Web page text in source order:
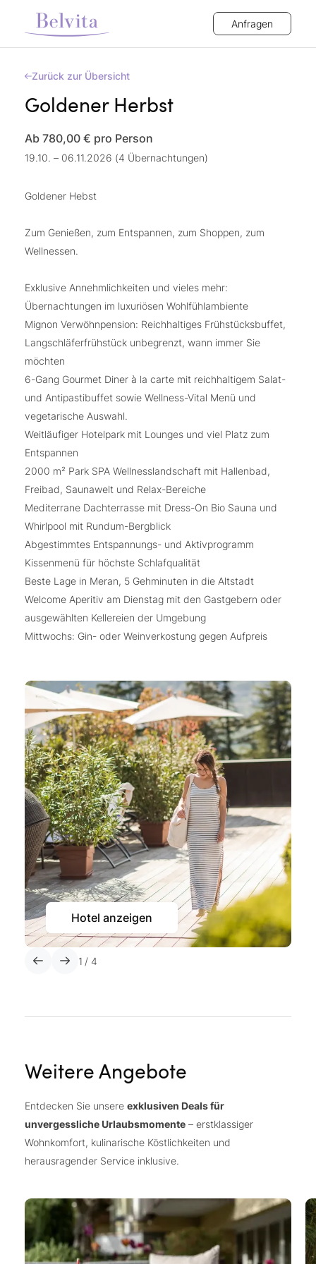
Anfragen
Zurück zur Übersicht
Goldener Herbst
Ab 780,00 € pro Person
19.10. – 06.11.2026 (4 Übernachtungen)
Goldener Hebst
Zum Genießen, zum Entspannen, zum Shoppen, zum
Wellnessen.
Exklusive Annehmlichkeiten und vieles mehr:
Übernachtungen im luxuriösen Wohlfühlambiente
Mignon Verwöhnpension: Reichhaltiges Frühstücksbuffet,
Langschläferfrühstück unbegrenzt, wann immer Sie
möchten
6-Gang Gourmet Diner à la carte mit reichhaltigem Salat-
und Antipastibuffet sowie Wellness-Vital Menü und
vegetarische Auswahl.
Weitläufiger Hotelpark mit Lounges und viel Platz zum
Entspannen
2000 m² Park SPA Wellnesslandschaft mit Hallenbad,
Freibad, Saunawelt und Relax-Bereiche
Mediterrane Dachterrasse mit Dress-On Bio Sauna und
Whirlpool mit Rundum-Bergblick
Abgestimmtes Entspannungs- und Aktivprogramm
Kissenmenü für höchste Schlafqualität
Beste Lage in Meran, 5 Gehminuten in die Altstadt
Welcome Aperitiv am Dienstag mit den Gastgebern oder
ausgewählten Kellereien der Umgebung
Mittwochs: Gin- oder Weinverkostung gegen Aufpreis
Hotel anzeigen
1 / 4
Weitere Angebote
Entdecken Sie unsere exklusiven Deals für
unvergessliche Urlaubsmomente – erstklassiger
Wohnkomfort, kulinarische Köstlichkeiten und
herausragender Service inklusive.